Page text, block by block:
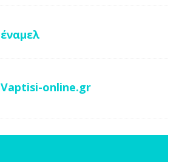
έναμελ
Vaptisi-online.gr